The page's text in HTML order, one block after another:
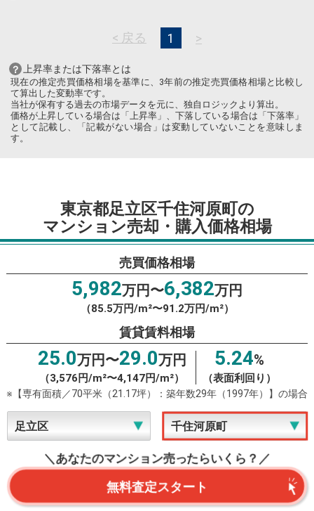
< 戻る 1 >
上昇率または下落率とは
現在の推定売買価格相場を基準に、3年前の推定売買価格相場と比較し
て算出した変動率です。
当社が保有する過去の市場データを元に、独自ロジックより算出。
価格が上昇している場合は「上昇率」、下落している場合は「下落率」
として記載し、「記載がない場合」は変動していないことを意味しま
す。
東京都足立区千住河原町の
マンション売却・購入価格相場
売買価格相場
5,982万円〜6,382万円
（85.5万円/m²〜91.2万円/m²）
賃貸賃料相場
25.0万円〜29.0万円
（3,576円/m²〜4,147円/m²）
5.24%
（表面利回り）
※【専有面積／70平米（21.17坪）：築年数29年（1997年）】の場合
＼あなたのマンション売ったらいくら？／
無料査定スタート